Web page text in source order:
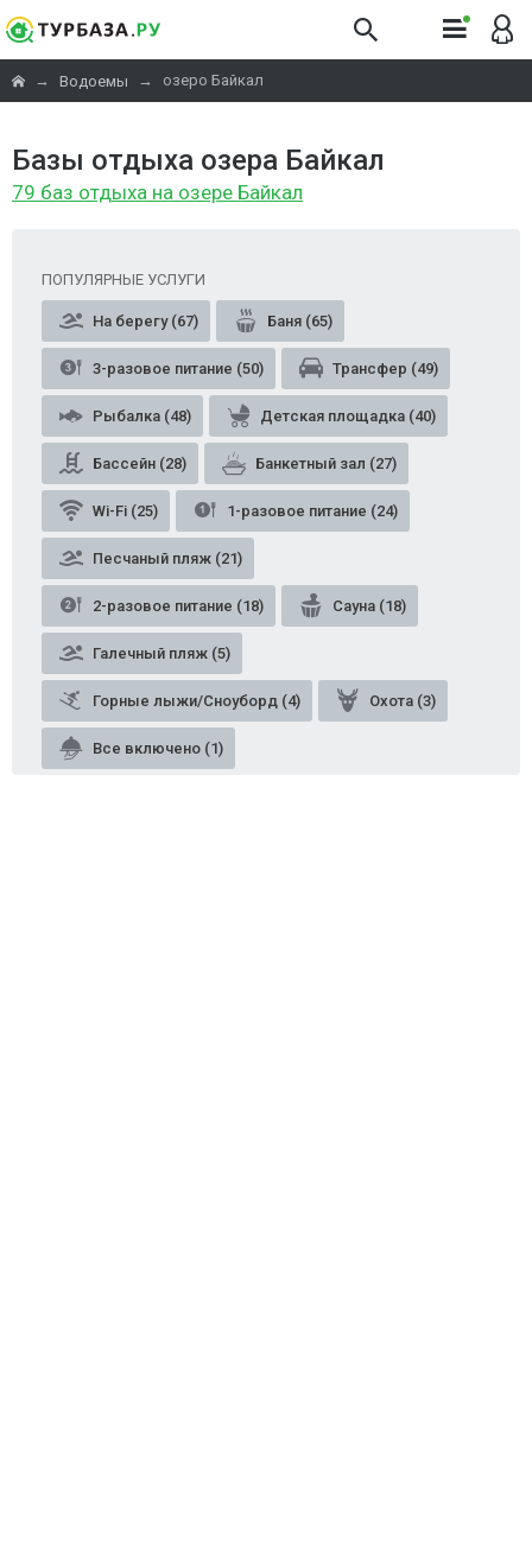
→ Водоемы → озеро Байкал
Базы отдыха озера Байкал
79 баз отдыха на озере Байкал
ПОПУЛЯРНЫЕ УСЛУГИ
На берегу (67) Баня (65)
3-разовое питание (50) Трансфер (49)
Рыбалка (48) Детская площадка (40)
Бассейн (28) Банкетный зал (27)
Wi-Fi (25) 1-разовое питание (24)
Песчаный пляж (21)
2-разовое питание (18) Сауна (18)
Галечный пляж (5)
Горные лыжи/Сноуборд (4) Охота (3)
Все включено (1)